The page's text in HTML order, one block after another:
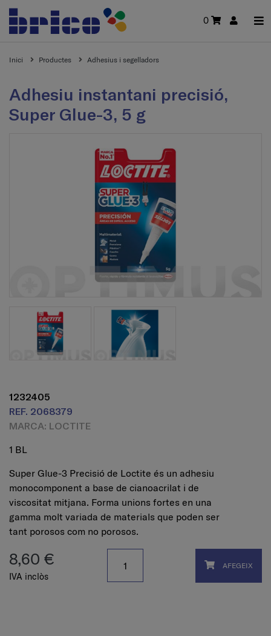
0
Inici Productes Adhesius i segelladors
Adhesiu instantani precisió,
Super Glue-3, 5 g
1232405
REF. 2068379
MARCA: LOCTITE
1 BL
Super Glue-3 Precisió de Loctite és un adhesiu
monocomponent a base de cianoacrilat i de
viscositat mitjana. Forma unions fortes en una
gamma molt variada de materials que poden ser
tant porosos com no porosos.
8,60 €
IVA inclòs
AFEGEIX